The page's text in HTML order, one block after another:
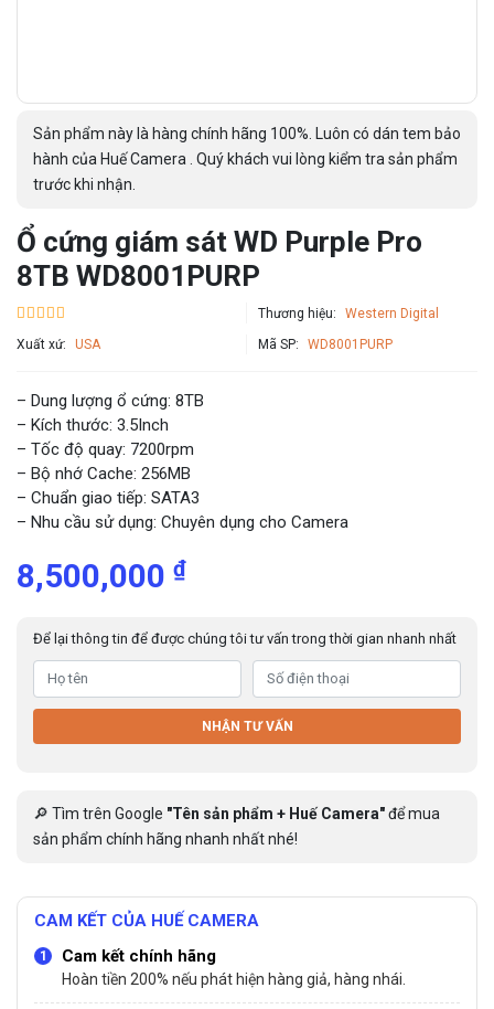
Sản phẩm này là hàng chính hãng 100%. Luôn có dán tem bảo
hành của Huế Camera . Quý khách vui lòng kiểm tra sản phẩm
trước khi nhận.
Ổ cứng giám sát WD Purple Pro
8TB WD8001PURP
Thương hiệu: Western Digital
Xuất xứ: USA Mã SP: WD8001PURP
– Dung lượng ổ cứng: 8TB
– Kích thước: 3.5Inch
– Tốc độ quay: 7200rpm
– Bộ nhớ Cache: 256MB
– Chuẩn giao tiếp: SATA3
– Nhu cầu sử dụng: Chuyên dụng cho Camera
8,500,000 ₫
Để lại thông tin để được chúng tôi tư vấn trong thời gian nhanh nhất
NHẬN TƯ VẤN
🔎 Tìm trên Google "Tên sản phẩm + Huế Camera"để mua
sản phẩm chính hãng nhanh nhất nhé!
CAM KẾT CỦA HUẾ CAMERA
Cam kết chính hãng
Hoàn tiền 200% nếu phát hiện hàng giả, hàng nhái.